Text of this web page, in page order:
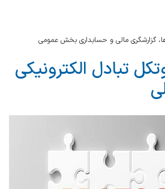
گزارشگری مالی و حسابداری بخش عمومی
3/2 پروتکل تبادل الکترونیکی